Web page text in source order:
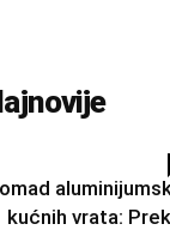
kućnih vrata: